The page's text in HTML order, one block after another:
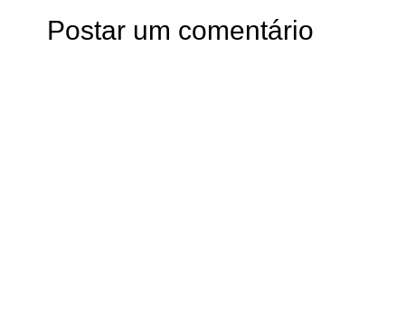
Postar um comentário